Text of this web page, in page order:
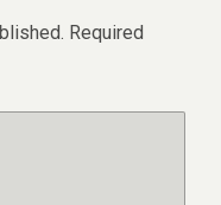
Required